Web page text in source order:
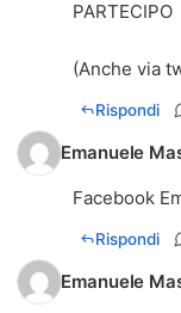
PARTECIPO
(Anche via
Rispondi
Emanuele
Facebook
Rispondi
Emanuele